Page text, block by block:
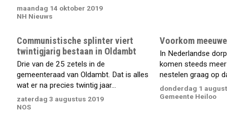
maandag 14 oktober 2019
NH Nieuws
Communistische splinter viert
twintigjarig bestaan in Oldambt
Drie van de 25 zetels in de
gemeenteraad van Oldambt. Dat is alles
wat er na precies twintig jaar...
zaterdag 3 augustus 2019
NOS
Voorkom
In Nederlandse
komen steeds
nestelen graag op
donderdag 1
Gemeente Heiloo